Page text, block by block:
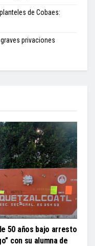
de Cobaes:
privaciones
50 años bajo arresto
con su alumna de